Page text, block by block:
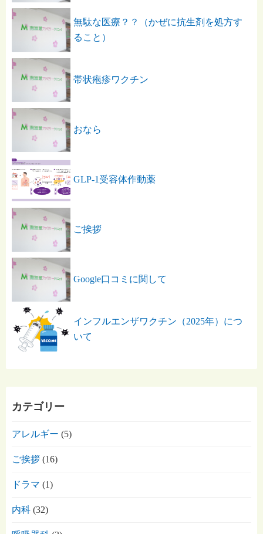
無駄な医療？？（かぜに抗生剤を処方す
ること）
帯状疱疹ワクチン
おなら
GLP-1受容体作動薬
ご挨拶
Google口コミに関して
インフルエンザワクチン（2025年）につ
いて
カテゴリー
アレルギー (5)
ご挨拶 (16)
ドラマ (1)
内科 (32)